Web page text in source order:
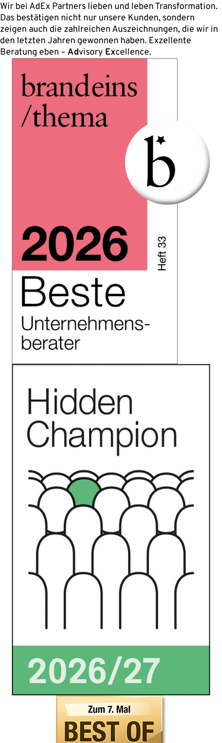
Wir bei AdEx Partners lieben und leben Transformation.
Das bestätigen nicht nur unsere Kunden, sondern
zeigen auch die zahlreichen Auszeichnungen, die wir in
den letzten Jahren gewonnen haben. Exzellente
Beratung eben –Advisory Excellence.